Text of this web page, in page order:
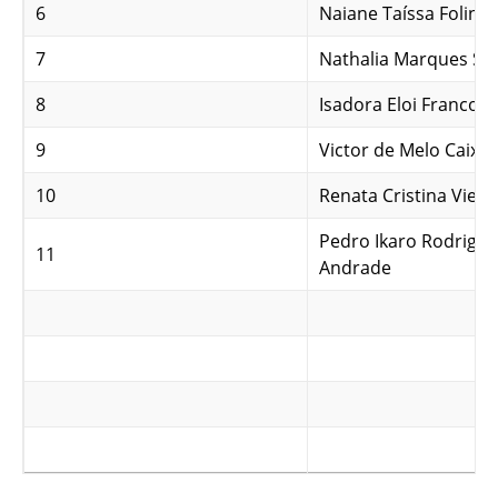
6
Naiane Taíssa Folini
7
Nathalia Marques
8
Isadora Eloi Franco
9
Victor de Melo
10
Renata Cristina
11
Pedro Ikaro
Andrade